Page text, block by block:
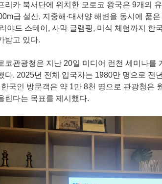
리카 북서단에 위치한 모로코 왕국은 9개의
급 설산, 지중해·대서양 해변을 동시에 품
야드 스테이, 사막 글램핑, 미식 체험까지 한
받고 있다.
코관광청은 지난 20일 미디어 런천 세미나
다. 2025년 전체 입국자는 1980만 명으로 전
한국인 방문객은 약 1만 8천 명으로 관광청은
린다는 목표를 제시했다.